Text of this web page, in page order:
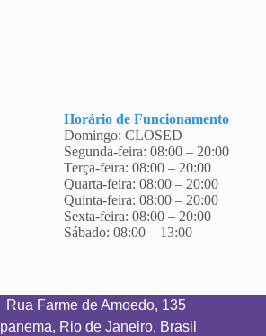
Horário de Funcionamento
Domingo: CLOSED
Segunda-feira: 08:00 – 20:00
Terça-feira: 08:00 – 20:00
Quarta-feira: 08:00 – 20:00
Quinta-feira: 08:00 – 20:00
Sexta-feira: 08:00 – 20:00
Sábado: 08:00 – 13:00
Rua Farme de Amoedo, 135
Ipanema, Rio de Janeiro, Brasil